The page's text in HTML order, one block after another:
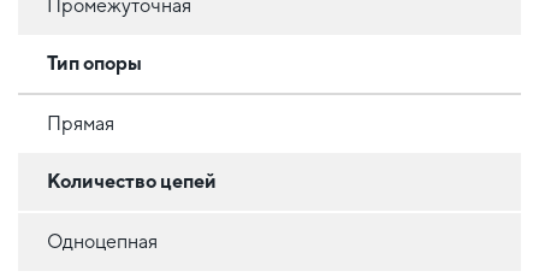
Промежуточная
Тип опоры
Прямая
Количество цепей
Одноцепная